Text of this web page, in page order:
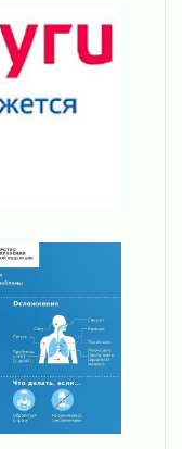
взрослых
жителям
в Кировском